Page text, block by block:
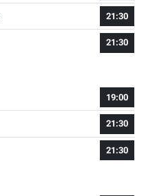
21:30
21:30
19:00
21:30
21:30